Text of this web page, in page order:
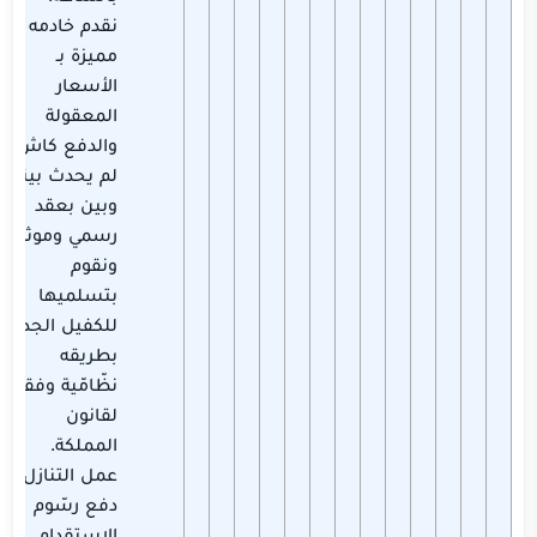
نقدم خادمه
مميزة بـ
الأسعار
المعقولة
والدفع كاش.
لم يحدث بينه
وبين بعقد
رسمي وموثق
ونقوم
بتسلميها
للكفيل الجديد
بطريقه
نظّامّية وفقاً
لقانون
المملكة.
عمل التنازل,
دفع رسّوم